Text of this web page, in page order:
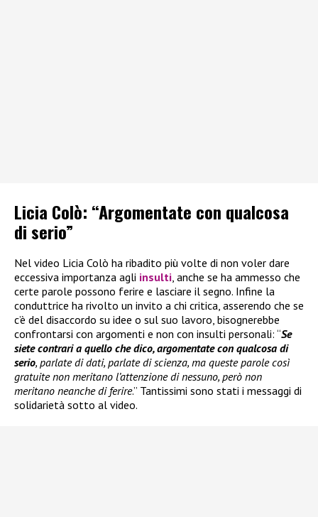
Licia Colò: “Argomentate con qualcosa
di serio”
Nel video Licia Colò ha ribadito più volte di non voler dare
eccessiva importanza agli insulti, anche se ha ammesso che
certe parole possono ferire e lasciare il segno. Infine la
conduttrice ha rivolto un invito a chi critica, asserendo che se
c’è del disaccordo su idee o sul suo lavoro, bisognerebbe
confrontarsi con argomenti e non con insulti personali: “Se
siete contrari a quello che dico, argomentate con qualcosa di
serio, parlate di dati, parlate di scienza, ma queste parole così
gratuite non meritano l’attenzione di nessuno, però non
meritano neanche di ferire.” Tantissimi sono stati i messaggi di
solidarietà sotto al video.